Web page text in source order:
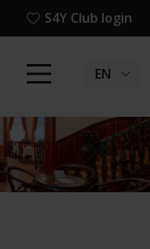
S4Y Club login
EN